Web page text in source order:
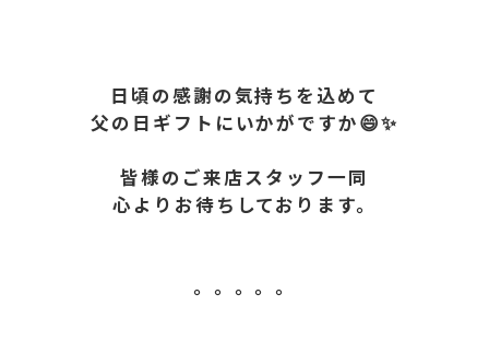
日頃の感謝の気持ちを込めて
父の日ギフトにいかがですか😄✨
皆様のご来店スタッフ一同
心よりお待ちしております。
。。。。。